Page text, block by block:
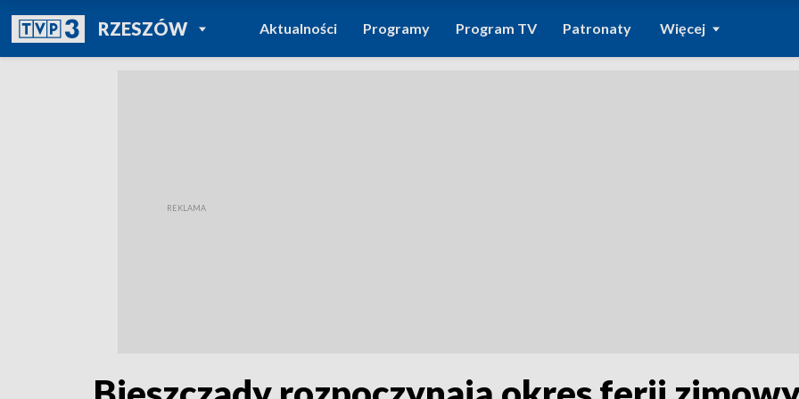
RZESZÓWPOWRÓT DO
TVP REGIONY
Aktualności Programy Program TV Patronaty Więcej